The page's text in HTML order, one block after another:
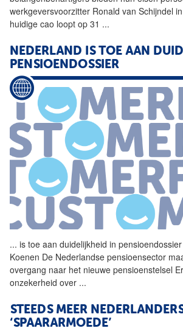
werkgeversvoorzitter Ronald van Schijndel
huidige cao loopt op 31 ...
NEDERLAND IS TOE AAN
PENSIOENDOSSIER
... is toe aan duidelijkheid in
Koenen De Nederlandse pensioensector
overgang naar het nieuwe pensioenstelsel
onzekerheid over ...
STEEDS MEER
‘SPAARARMOEDE’